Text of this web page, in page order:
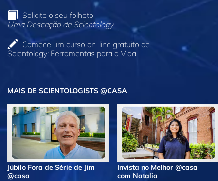
Solicite o seu folheto
Uma Descrição de Scientology
Comece um curso on‑line gratuito de
Scientology: Ferramentas para a Vida
MAIS DE SCIENTOLOGISTS @CASA
Júbilo Fora de Série de Jim
@casa
Invista no Melhor @casa
com Natalia